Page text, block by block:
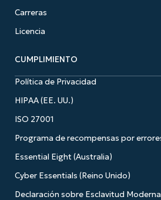
Carreras
Licencia
CUMPLIMIENTO
Política de Privacidad
HIPAA (EE. UU.)
ISO 27001
Programa de recompensas por
Essential Eight (Australia)
Cyber Essentials (Reino Unido)
Declaración sobre Esclavitud